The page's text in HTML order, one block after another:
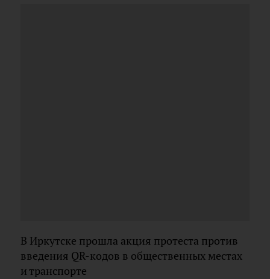
В Иркутске прошла акция протеста против
введения QR-кодов в общественных местах
и транспорте